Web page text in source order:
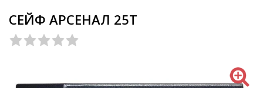
СЕЙФ АРСЕНАЛ 25T